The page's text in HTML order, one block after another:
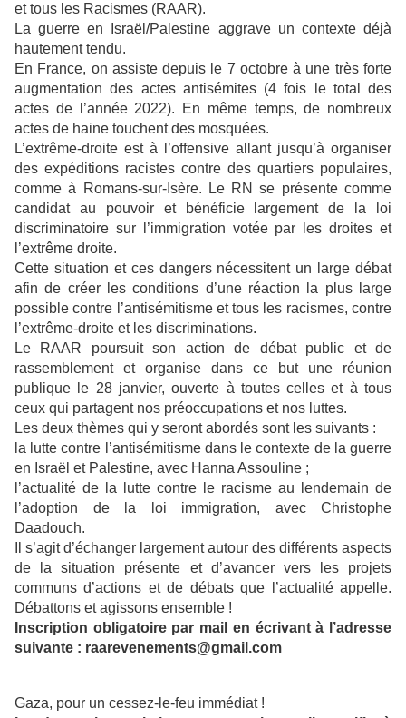
et tous les Racismes (RAAR).
La guerre en Israël/Palestine aggrave un contexte déjà
hautement tendu.
En France, on assiste depuis le 7 octobre à une très forte
augmentation des actes antisémites (4 fois le total des
actes de l’année 2022). En même temps, de nombreux
actes de haine touchent des mosquées.
L’extrême-droite est à l’offensive allant jusqu’à organiser
des expéditions racistes contre des quartiers populaires,
comme à Romans-sur-Isère. Le RN se présente comme
candidat au pouvoir et bénéficie largement de la loi
discriminatoire sur l’immigration votée par les droites et
l’extrême droite.
Cette situation et ces dangers nécessitent un large débat
afin de créer les conditions d’une réaction la plus large
possible contre l’antisémitisme et tous les racismes, contre
l’extrême-droite et les discriminations.
Le RAAR poursuit son action de débat public et de
rassemblement et organise dans ce but une réunion
publique le 28 janvier, ouverte à toutes celles et à tous
ceux qui partagent nos préoccupations et nos luttes.
Les deux thèmes qui y seront abordés sont les suivants :
la lutte contre l’antisémitisme dans le contexte de la guerre
en Israël et Palestine, avec Hanna Assouline ;
l’actualité de la lutte contre le racisme au lendemain de
l’adoption de la loi immigration, avec Christophe
Daadouch.
Il s’agit d’échanger largement autour des différents aspects
de la situation présente et d’avancer vers les projets
communs d’actions et de débats que l’actualité appelle.
Débattons et agissons ensemble !
Inscription obligatoire par mail en écrivant à l’adresse
suivante : raarevenements@gmail.com
Gaza, pour un cessez-le-feu immédiat !